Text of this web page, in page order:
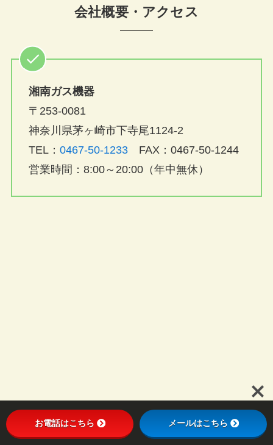
会社概要・アクセス
湘南ガス機器
〒253-0081
神奈川県茅ヶ崎市下寺尾1124-2
TEL： 0467-50-1233FAX：0467-50-1244
営業時間：8:00～20:00（年中無休）
お電話はこちら メールはこちら